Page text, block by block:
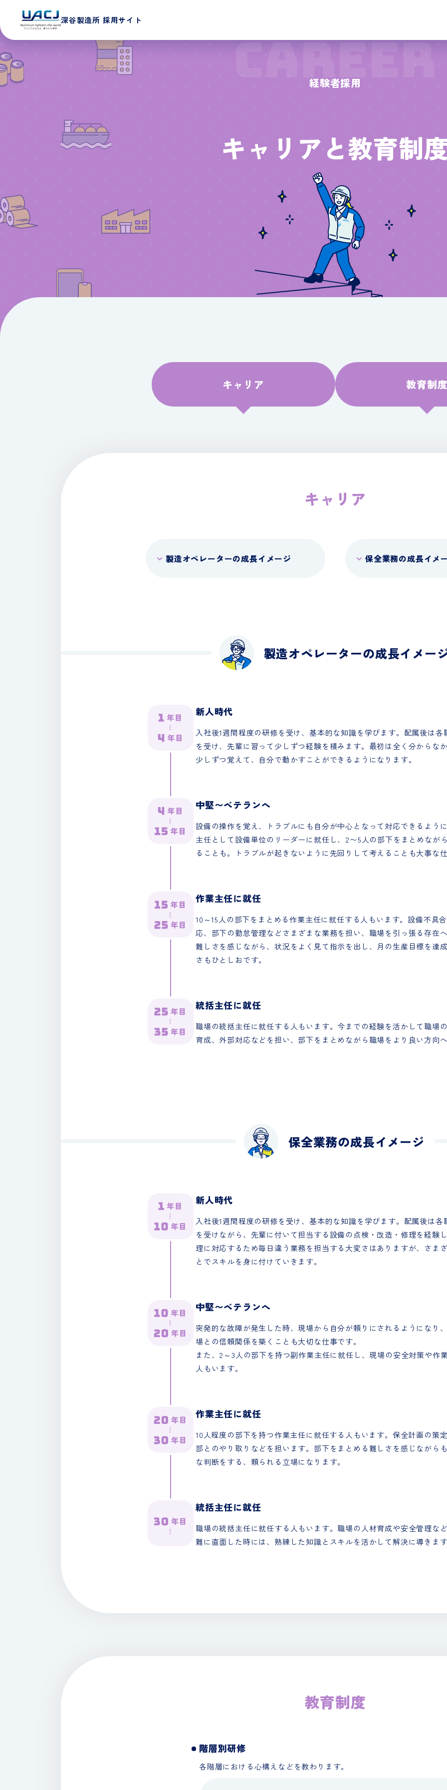
深谷製造所 採用サイト
経験者採用
キャリアと教育制
キャリア 教育制
キャリア
製造オペレーターの成長イメージ 保全業務の成長イメ
製造オペレーターの成長イメー
新人時代
入社後1週間程度の研修を受け、基本的な知識を学びます。配属後は
を受け、先輩に習って少しずつ経験を積みます。最初は全く分からな
少しずつ覚えて、自分で動かすことができるようになります。
中堅〜ベテランへ
設備の操作を覚え、トラブルにも自分が中心となって対応できるよう
主任として設備単位のリーダーに就任し、2〜5人の部下をまとめなが
ることも。トラブルが起きないように先回りして考えることも大事な
作業主任に就任
10～15人の部下をまとめる作業主任に就任する人もいます。設備不具
応、部下の勤怠管理などさまざまな業務を担い、職場を引っ張る存在
難しさを感じながら、状況をよく見て指示を出し、月の生産目標を達
さもひとしおです。
統括主任に就任
職場の統括主任に就任する人もいます。今までの経験を活かして職場
育成、外部対応などを担い、部下をまとめながら職場をより良い方向
保全業務の成長イメージ
新人時代
入社後1週間程度の研修を受け、基本的な知識を学びます。配属後は
を受けながら、先輩に付いて担当する設備の点検・改造・修理を経験
理に対応するため毎日違う業務を担当する大変さはありますが、さま
とでスキルを身に付けていきます。
中堅〜ベテランへ
突発的な故障が発生した時、現場から自分が頼りにされるようになり
場との信頼関係を築くことも大切な仕事です。
また、2～3人の部下を持つ副作業主任に就任し、現場の安全対策や作
人もいます。
作業主任に就任
10人程度の部下を持つ作業主任に就任する人もいます。保全計画の策
部とのやり取りなどを担います。部下をまとめる難しさを感じながら
な判断をする、頼られる立場になります。
統括主任に就任
職場の統括主任に就任する人もいます。職場の人材育成や安全管理な
難に直面した時には、熟練した知識とスキルを活かして解決に導きま
教育制度
階層別研修
各階層における心構えなどを教わります。